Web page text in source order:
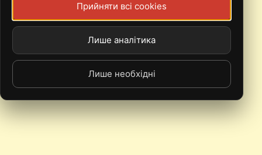
26 Жовтень, 2018 - 09:15
Neformat.com.ua
Одеський стонер-дум гурт представив слухачам свій
перший демо-запис "We will bury you", який був
записаний у
Прийняти всі cookies
Лише аналітика
Лише необхідні